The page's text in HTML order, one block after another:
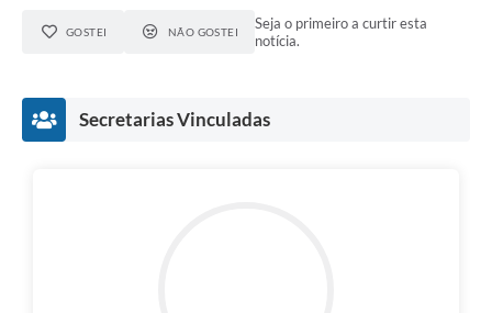
GOSTEI NÃO GOSTEI
Seja o primeiro a curtir esta
notícia.
Secretarias Vinculadas